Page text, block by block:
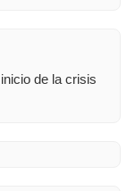
de la crisis